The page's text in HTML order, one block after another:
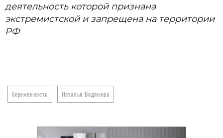
деятельность которой признана
экстремистской и запрещена на территории
РФ
беременность Наталья Водянова